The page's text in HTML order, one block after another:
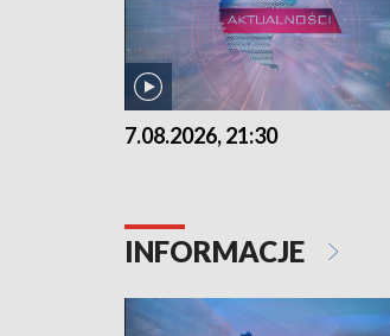
7.08.2026, 21:30
INFORMACJE